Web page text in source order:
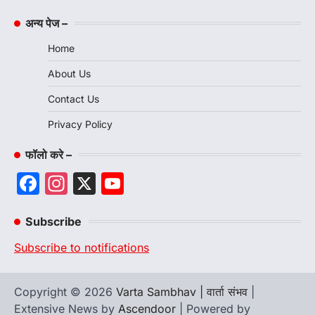
अन्य पेज –
Home
About Us
Contact Us
Privacy Policy
फॉलो करे –
Facebook
Instagram
X
Subscribe
Subscribe to notifications
Copyright © 2026 Varta Sambhav | वार्ता संभव
Extensive News by Ascendoor | Powered by